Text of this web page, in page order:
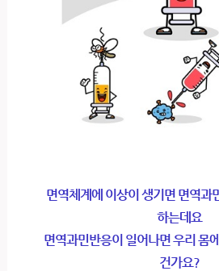
면역체계에 이상이 생기면 면역과
하는데요
면역과민반응이 일어나면 우리 몸
건가요?